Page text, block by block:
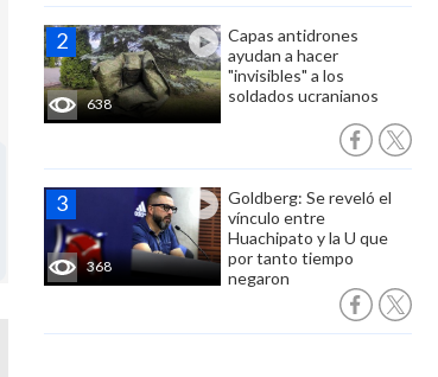
638
Capas antidrones
ayudan a hacer
"invisibles" a los
soldados ucranianos
368
Goldberg: Se reveló el
vínculo entre
Huachipato y la U que
por tanto tiempo
negaron